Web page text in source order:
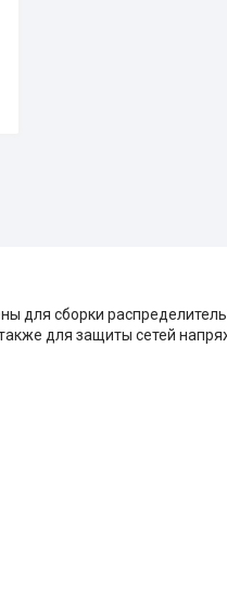
для сборки
для защиты сетей